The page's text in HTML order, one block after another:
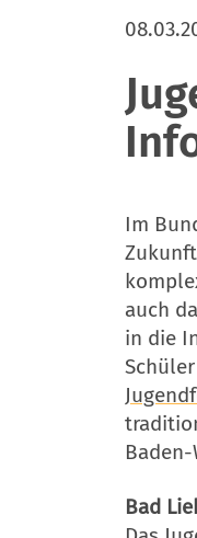
Im
auch
in die
Bad